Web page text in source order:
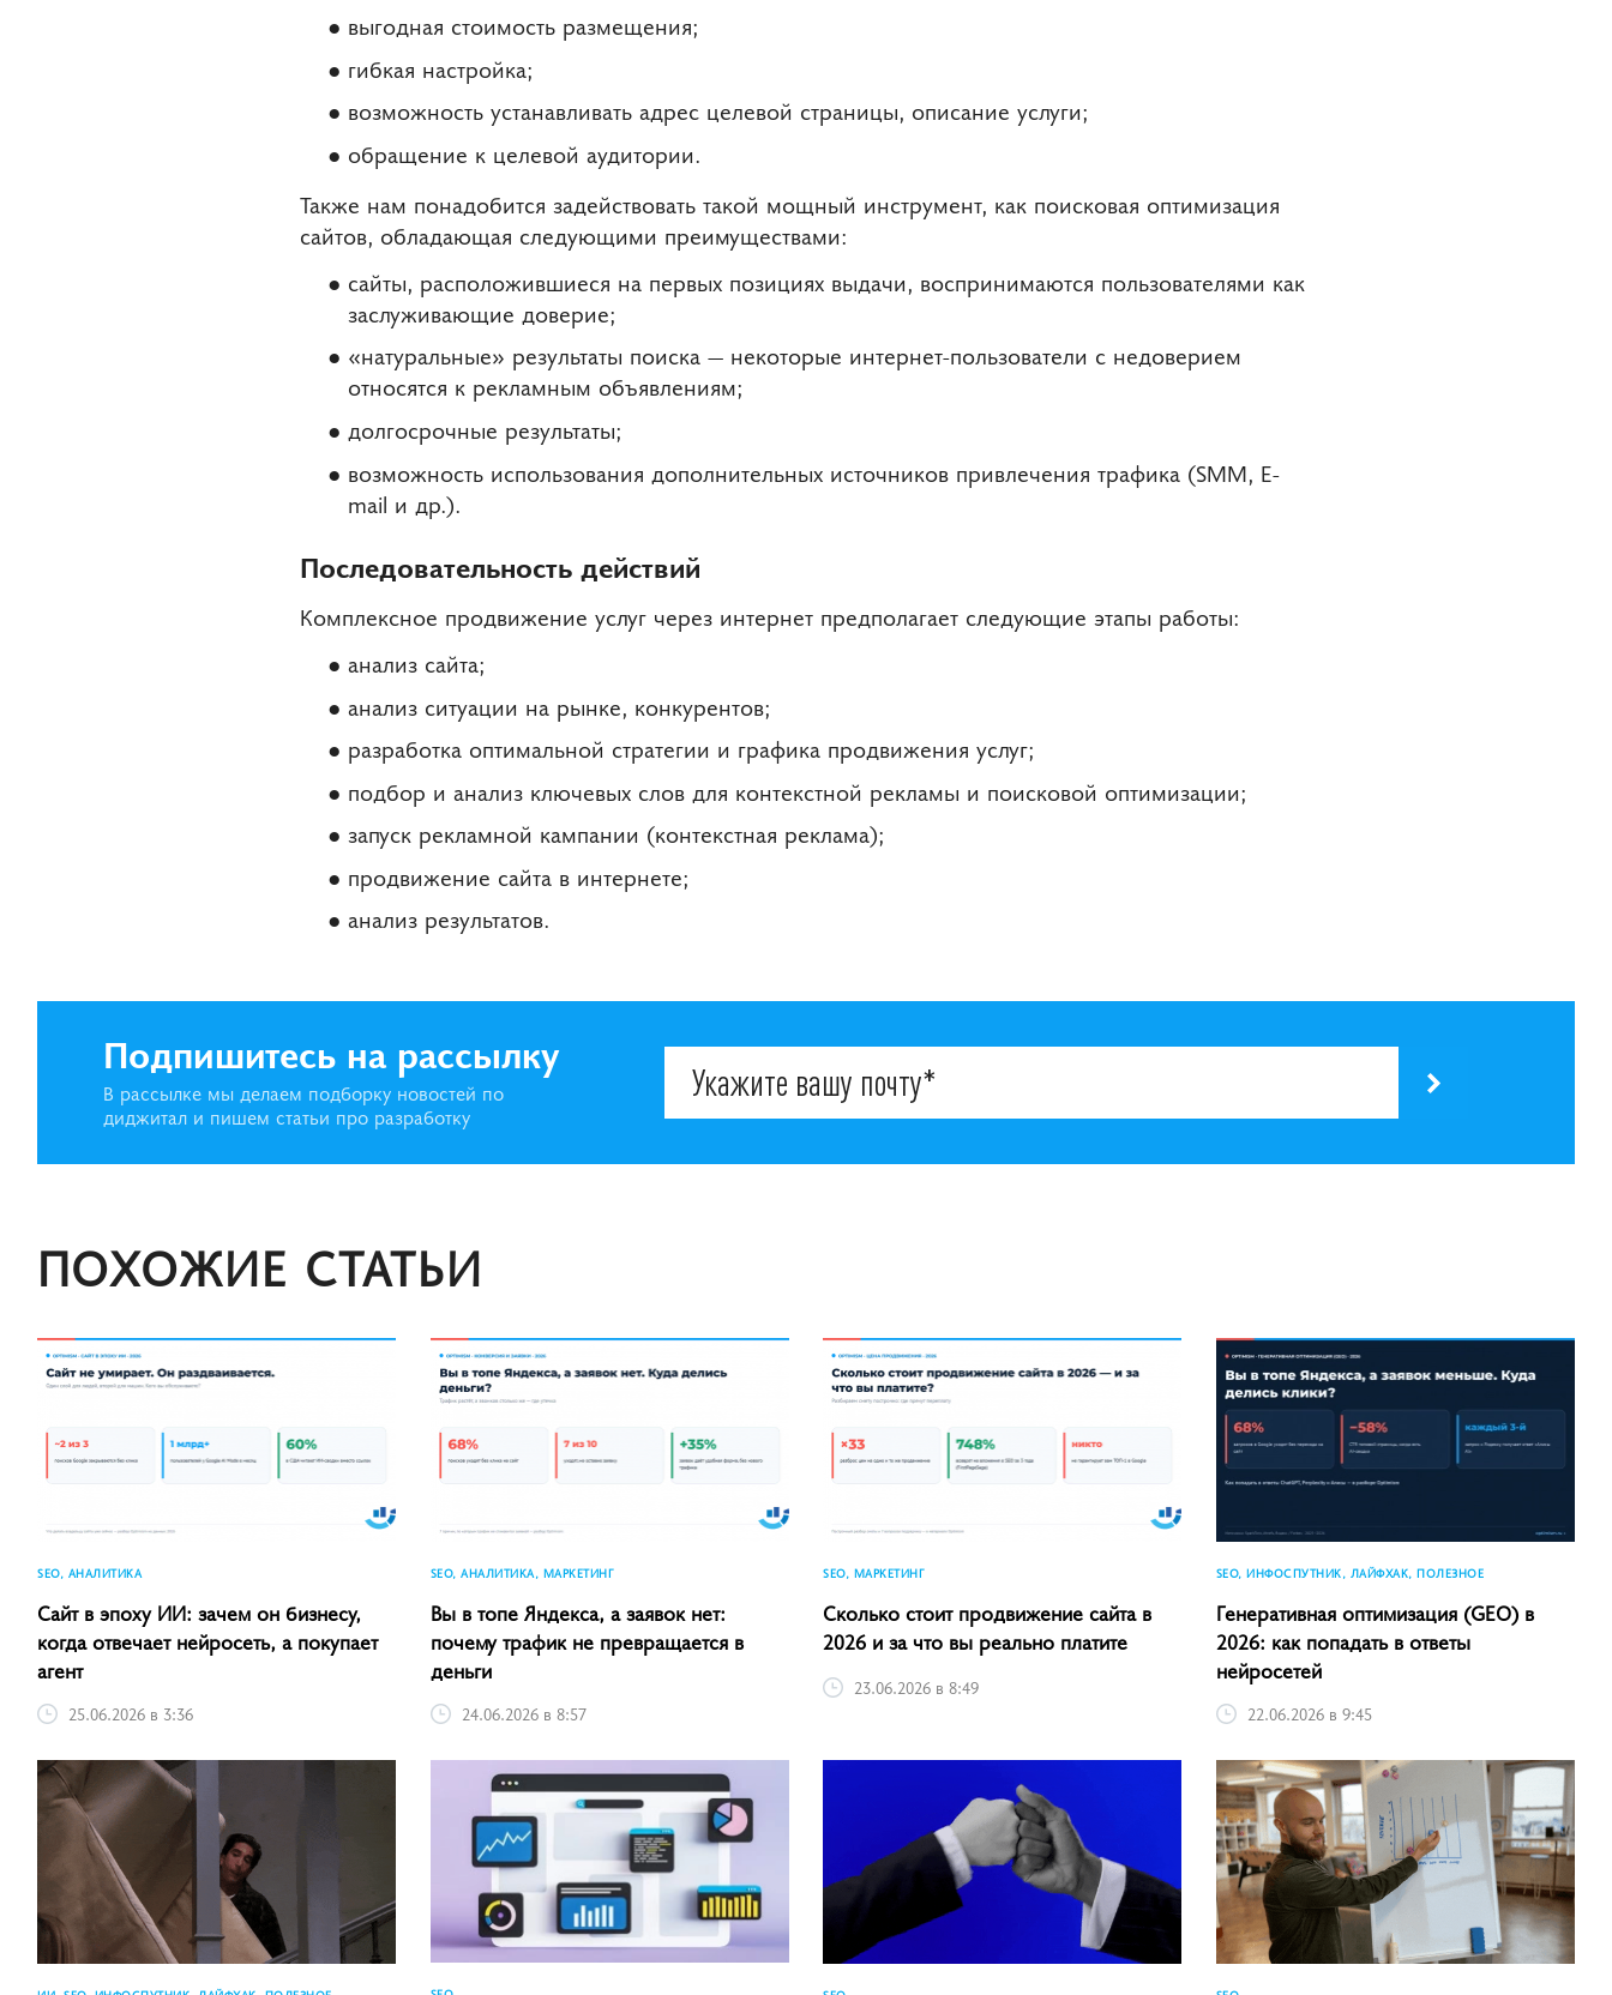
выгодная стоимость размещения;
гибкая настройка;
возможность устанавливать адрес целевой страницы, описание услуги;
обращение к целевой аудитории.
Также нам понадобится задействовать такой мощный инструмент, как поисковая оптимизация
сайтов, обладающая следующими преимуществами:
сайты, расположившиеся на первых позициях выдачи, воспринимаются пользователями как
заслуживающие доверие;
«натуральные» результаты поиска — некоторые интернет-пользователи с недоверием
относятся к рекламным объявлениям;
долгосрочные результаты;
возможность использования дополнительных источников привлечения трафика (SMM, E-
mail и др.).
Последовательность действий
Комплексное продвижение услуг через интернет предполагает следующие этапы работы:
анализ сайта;
анализ ситуации на рынке, конкурентов;
разработка оптимальной стратегии и графика продвижения услуг;
подбор и анализ ключевых слов для контекстной рекламы и поисковой оптимизации;
запуск рекламной кампании (контекстная реклама);
продвижение сайта в интернете;
анализ результатов.
Подпишитесь на рассылку
В рассылке мы делаем подборку новостей по
диджитал и пишем статьи про разработку
ПОХОЖИЕ СТАТЬИ
SEO, АНАЛИТИКА
Сайт в эпоху ИИ: зачем он бизнесу,
когда отвечает нейросеть, а покупает
агент
25.06.2026 в 3:36
SEO, АНАЛИТИКА, МАРКЕТИНГ
Вы в топе Яндекса, а заявок нет:
почему трафик не превращается в
деньги
24.06.2026 в 8:57
SEO, МАРКЕТИНГ
Сколько стоит продвижение сайта в
2026 и за что вы реально платите
23.06.2026 в 8:49
SEO, ИНФОСПУТНИК, ЛАЙФХАК, ПОЛЕЗНОЕ
Генеративная оптимизация (GEO) в
2026: как попадать в ответы
нейросетей
22.06.2026 в 9:45